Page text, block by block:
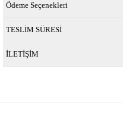
Ödeme Seçenekleri
TESLİM SÜRESİ
İLETİŞİM